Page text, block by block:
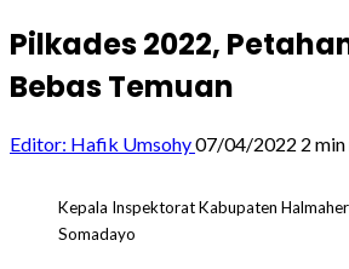
Pilkades 2022,
Bebas Temuan
Editor: Hafik Umsohy07/04/2022 2
Kepala Inspektorat Kabupaten
Somadayo